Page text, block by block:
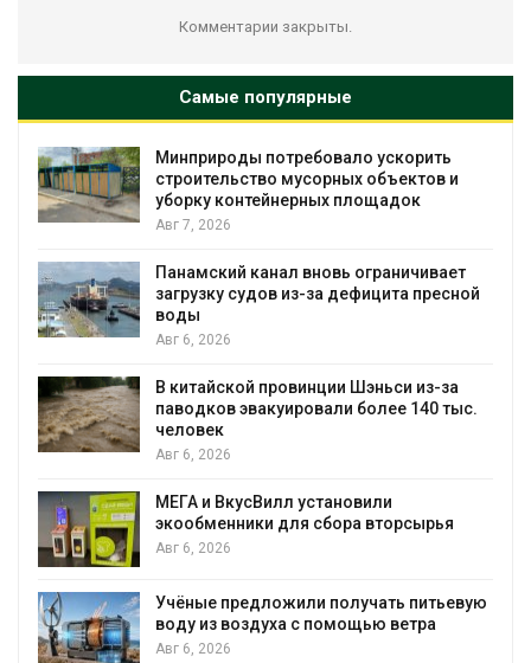
Комментарии закрыты.
Самые популярные
Минприроды потребовало ускорить
строительство мусорных объектов и
уборку контейнерных площадок
Авг 7, 2026
Панамский канал вновь ограничивает
загрузку судов из-за дефицита пресной
воды
Авг 6, 2026
В китайской провинции Шэньси из-за
паводков эвакуировали более 140 тыс.
человек
Авг 6, 2026
МЕГА и ВкусВилл установили
экообменники для сбора вторсырья
Авг 6, 2026
Учёные предложили получать питьевую
воду из воздуха с помощью ветра
Авг 6, 2026